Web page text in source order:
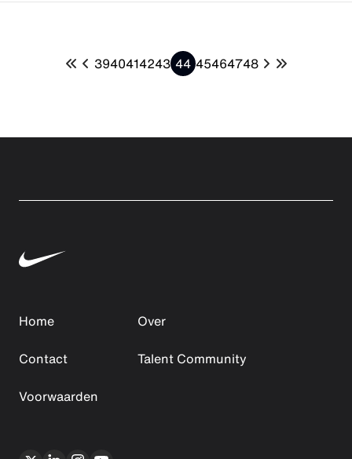
3940414243 44 45464748
Home
Over
Contact
Talent Community
Voorwaarden